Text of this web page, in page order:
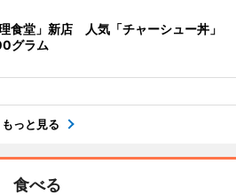
食堂」新店 人気「チャーシュー丼」
グラム
もっと見る
食べる